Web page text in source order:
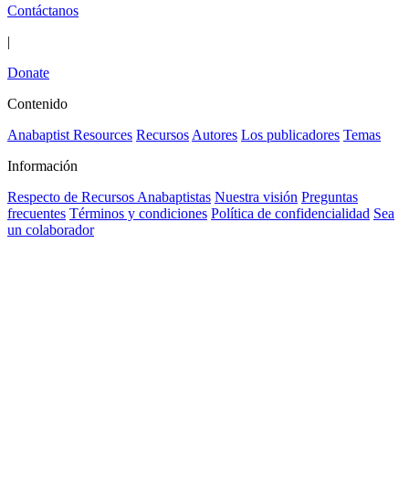
Contáctanos
|
Donate
Contenido
Anabaptist Resources Recursos Autores Los publicadores Temas
Información
Respecto de Recursos Anabaptistas Nuestra visión Preguntas
frecuentes Términos y condiciones Política de confidencialidad Sea
un colaborador